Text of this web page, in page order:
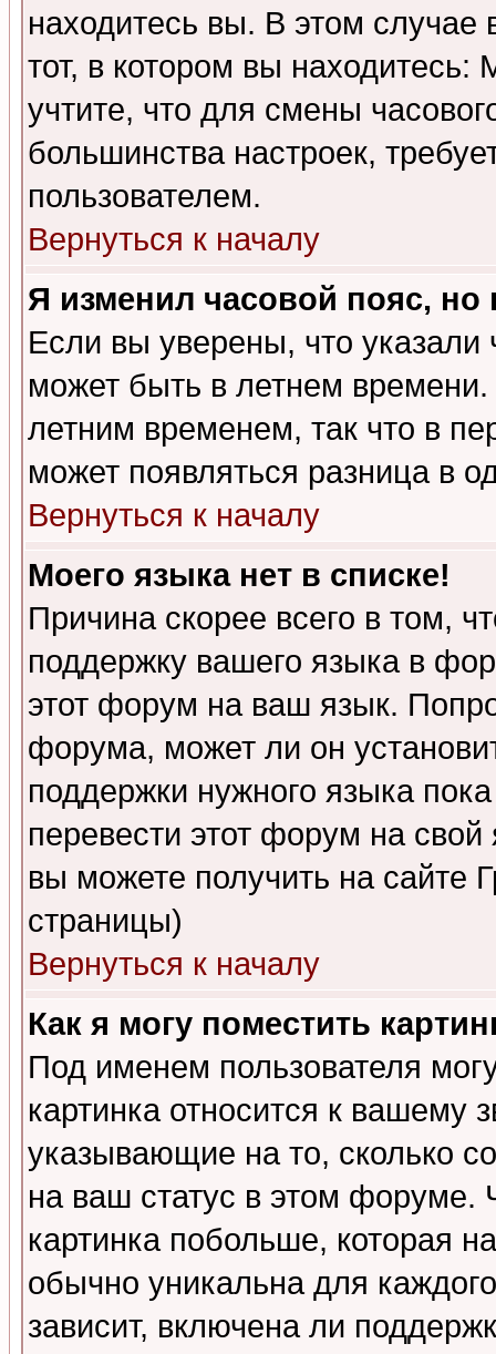
находитесь вы. В этом
тот, в котором вы
учтите, что для смены
большинства настроек,
пользователем.
Вернуться к началу
Я изменил часовой пояс,
Если вы уверены, что указали
может быть в летнем
летним временем, так что в
может появляться разница в
Вернуться к началу
Моего языка нет в списке!
Причина скорее всего в том,
поддержку вашего языка в
этот форум на ваш язык.
форума, может ли он
поддержки нужного языка
перевести этот форум на
вы можете получить на сайте
страницы)
Вернуться к началу
Как я могу поместить
Под именем пользователя
картинка относится к вашему
указывающие на то, сколько
на ваш статус в этом форуме.
картинка побольше, которая
обычно уникальна для
зависит, включена ли